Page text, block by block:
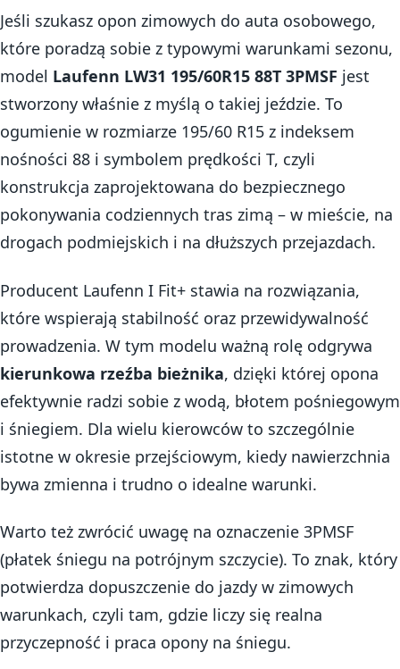
Jeśli szukasz opon zimowych do auta osobowego,
które poradzą sobie z typowymi warunkami sezonu,
model Laufenn LW31 195/60R15 88T 3PMSF jest
stworzony właśnie z myślą o takiej jeździe. To
ogumienie w rozmiarze 195/60 R15 z indeksem
nośności 88 i symbolem prędkości T, czyli
konstrukcja zaprojektowana do bezpiecznego
pokonywania codziennych tras zimą – w mieście, na
drogach podmiejskich i na dłuższych przejazdach.
Producent Laufenn I Fit+ stawia na rozwiązania,
które wspierają stabilność oraz przewidywalność
prowadzenia. W tym modelu ważną rolę odgrywa
kierunkowa rzeźba bieżnika, dzięki której opona
efektywnie radzi sobie z wodą, błotem pośniegowym
i śniegiem. Dla wielu kierowców to szczególnie
istotne w okresie przejściowym, kiedy nawierzchnia
bywa zmienna i trudno o idealne warunki.
Warto też zwrócić uwagę na oznaczenie 3PMSF
(płatek śniegu na potrójnym szczycie). To znak, który
potwierdza dopuszczenie do jazdy w zimowych
warunkach, czyli tam, gdzie liczy się realna
przyczepność i praca opony na śniegu.